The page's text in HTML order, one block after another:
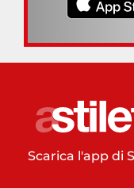
Scarica l'app di